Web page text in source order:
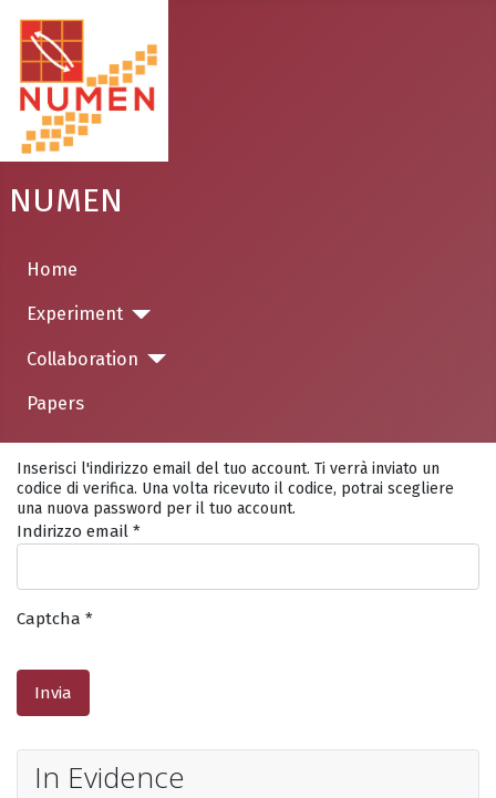
NUMEN
Home
Experiment
Collaboration
Papers
Inserisci l'indirizzo email del tuo account. Ti verrà inviato un
codice di verifica. Una volta ricevuto il codice, potrai scegliere
una nuova password per il tuo account.
Indirizzo email *
Captcha *
Invia
In Evidence